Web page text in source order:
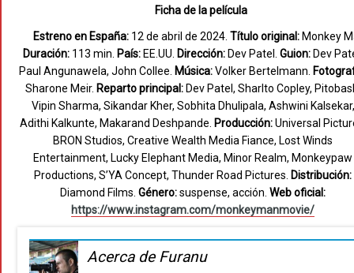
Ficha de la película
Estreno en España: 12 de abril de 2024. Título original: Monkey
Duración: 113 min. País: EE.UU. Dirección: Dev Patel. Guion: Dev
Paul Angunawela, John Collee. Música:Volker Bertelmann.
Sharone Meir. Reparto principal:Dev Patel, Sharlto Copley,
Vipin Sharma, Sikandar Kher, Sobhita Dhulipala, Ashwini Kalsekar,
Adithi Kalkunte, Makarand Deshpande. Producción:Universal
BRON Studios, Creative Wealth Media Fiance, Lost Winds
Entertainment, Lucky Elephant Media, Minor Realm, Monkeypaw
Productions, S’YA Concept, Thunder Road Pictures. Distribución:
Diamond Films. Género:suspense, acción. Web oficial:
https://www.instagram.com/monkeymanmovie/
Acerca de Furanu